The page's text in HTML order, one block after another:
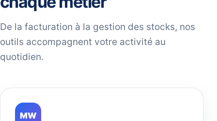
De la facturation à la gestion des stocks, nos
outils accompagnent votre activité au
quotidien.
MW